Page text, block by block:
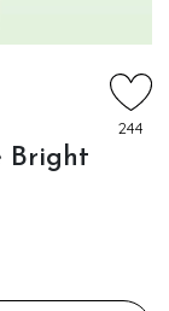
Bright
244